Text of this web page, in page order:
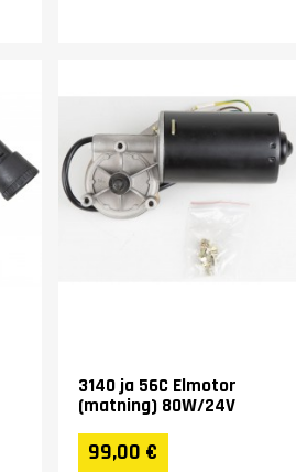
3140 ja 56C Elmotor
(matning) 80W/24V
99,00 €